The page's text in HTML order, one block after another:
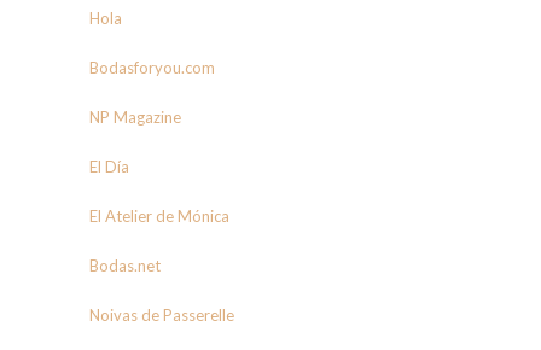
Hola
Bodasforyou.com
NP Magazine
El Día
El Atelier de Mónica
Bodas.net
Noivas de Passerelle